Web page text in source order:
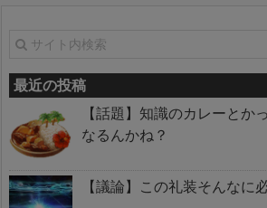
最近の投稿
【話題】知識のカレーとか
なるんかね？
【議論】この礼装そんなに